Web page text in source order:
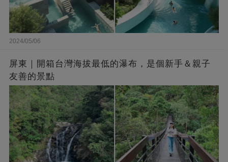
2024/05/06
屏東｜開箱台灣海拔最低的瀑布，是個新手＆親子
友善的景點